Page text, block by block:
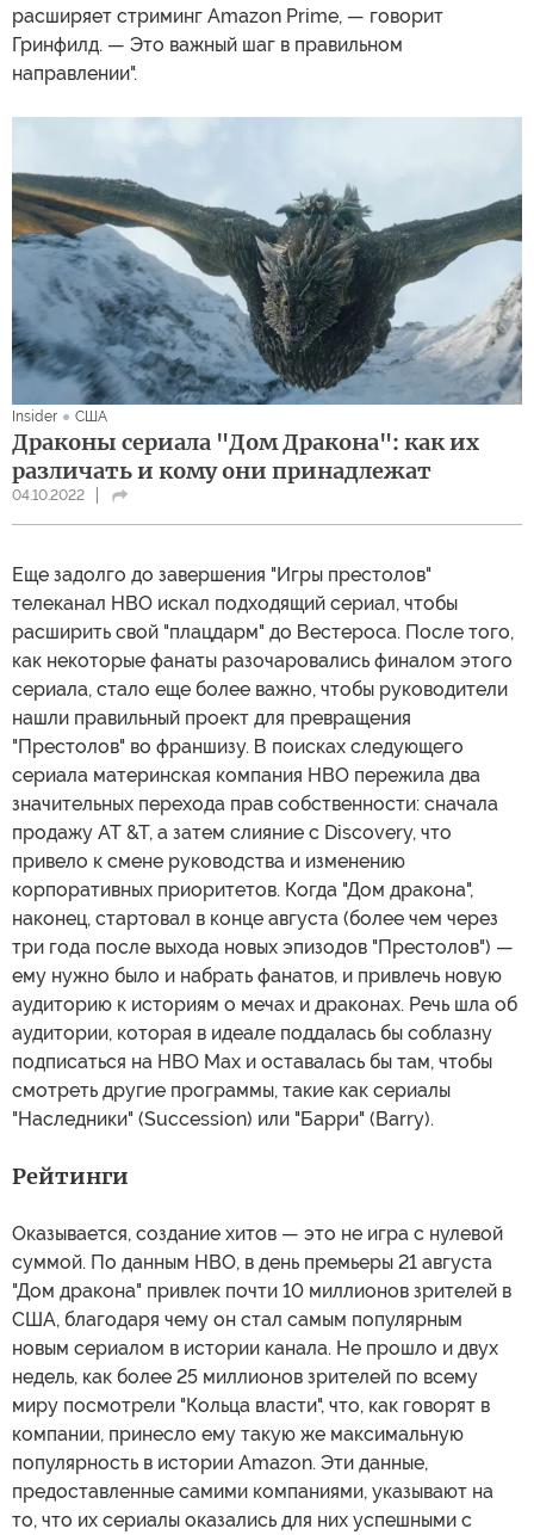
расширяет стриминг Amazon Prime, — говорит
Гринфилд. — Это важный шаг в правильном
направлении".
Insider США
Драконы сериала "Дом Дракона": как их
различать и кому они принадлежат
04.10.2022
Еще задолго до завершения "Игры престолов"
телеканал HBO искал подходящий сериал, чтобы
расширить свой "плацдарм" до Вестероса. После того,
как некоторые фанаты разочаровались финалом этого
сериала, стало еще более важно, чтобы руководители
нашли правильный проект для превращения
"Престолов" во франшизу. В поисках следующего
сериала материнская компания HBO пережила два
значительных перехода прав собственности: сначала
продажу AT &T, а затем слияние с Discovery, что
привело к смене руководства и изменению
корпоративных приоритетов. Когда "Дом дракона",
наконец, стартовал в конце августа (более чем через
три года после выхода новых эпизодов "Престолов") —
ему нужно было и набрать фанатов, и привлечь новую
аудиторию к историям о мечах и драконах. Речь шла об
аудитории, которая в идеале поддалась бы соблазну
подписаться на HBO Max и оставалась бы там, чтобы
смотреть другие программы, такие как сериалы
"Наследники" (Succession) или "Барри" (Barry).
Рейтинги
Оказывается, создание хитов — это не игра с нулевой
суммой. По данным HBO, в день премьеры 21 августа
"Дом дракона" привлек почти 10 миллионов зрителей в
США, благодаря чему он стал самым популярным
новым сериалом в истории канала. Не прошло и двух
недель, как более 25 миллионов зрителей по всему
миру посмотрели "Кольца власти", что, как говорят в
компании, принесло ему такую же максимальную
популярность в истории Amazon. Эти данные,
предоставленные самими компаниями, указывают на
то, что их сериалы оказались для них успешными с